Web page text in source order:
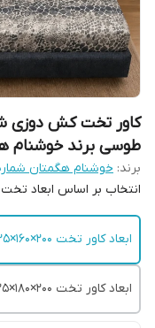
کاور تخت کش دوزی
طوسی برند خوشنام
برند: خوشنام هگمتان شماره
انتخاب بر اساس ابعاد تخت
ابعاد کاور تخت 200×160×25
ابعاد کاور تخت 200×180×25